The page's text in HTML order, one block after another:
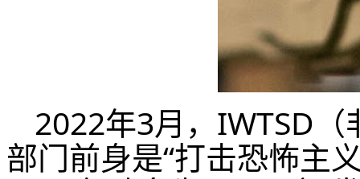
2022年3月，IWTSD
部门前身是“打击恐怖主